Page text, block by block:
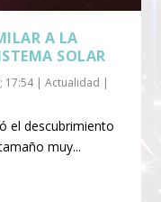
A LA
SOLAR
17:54|Actualidad |
el descubrimiento
muy...